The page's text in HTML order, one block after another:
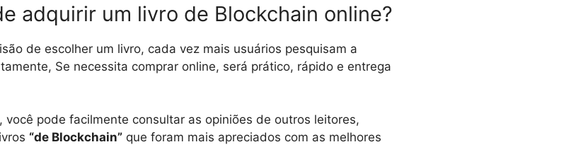
adquirir um livro de Blockchain online?
de escolher um livro, cada vez mais usuários pesquisam a
Se necessita comprar online, será prático, rápido e entrega
pode facilmente consultar as opiniões de outros leitores,
“de Blockchain”que foram mais apreciados com as melhores